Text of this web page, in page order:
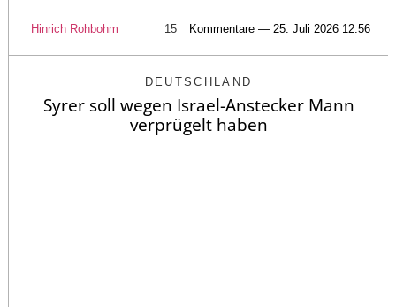
Hinrich Rohbohm 15 Kommentare — 25. Juli 2026 12:56
DEUTSCHLAND
Syrer soll wegen Israel-Anstecker Mann
verprügelt haben